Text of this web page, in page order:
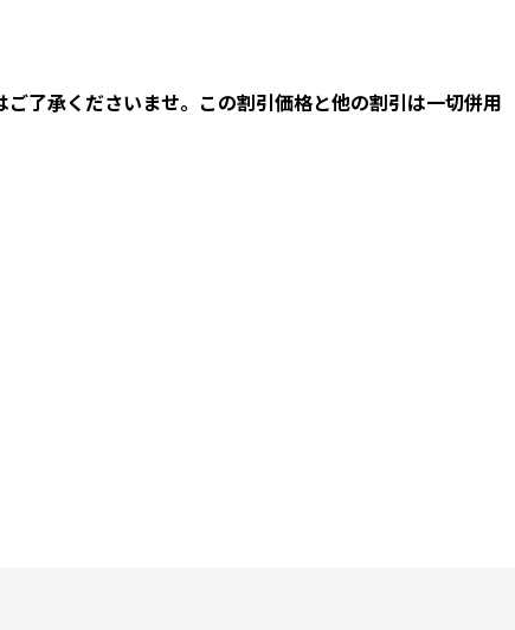
了承くださいませ。この割引価格と他の割引は一切併用